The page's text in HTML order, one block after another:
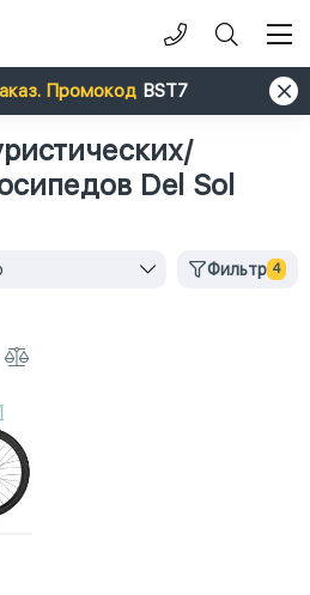
Промокод BST7
Del Sol
Фильтр 4